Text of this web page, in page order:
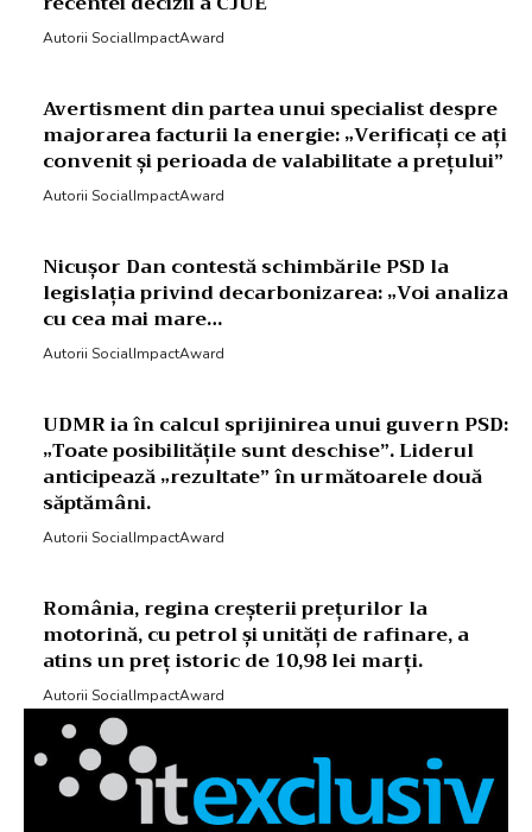
Autorii SocialImpactAward
Avertisment din partea unui specialist despre
majorarea facturii la energie: „Verificați ce ați
convenit și perioada de valabilitate a prețului”
Autorii SocialImpactAward
Nicușor Dan contestă schimbările PSD la
legislația privind decarbonizarea: „Voi analiza
cu cea mai mare…
Autorii SocialImpactAward
UDMR ia în calcul sprijinirea unui guvern PSD:
„Toate posibilitățile sunt deschise”. Liderul
anticipează „rezultate” în următoarele două
săptămâni.
Autorii SocialImpactAward
România, regina creșterii prețurilor la
motorină, cu petrol și unități de rafinare, a
atins un preț istoric de 10,98 lei marți.
Autorii SocialImpactAward